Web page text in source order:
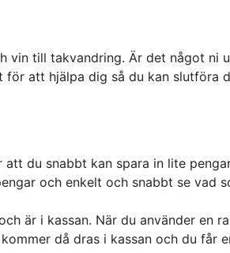
till takvandring. Är det något ni
att hjälpa dig så du kan slutföra
du snabbt kan spara in lite
och enkelt och snabbt se vad
är i kassan. När du använder en
då dras i kassan och du får